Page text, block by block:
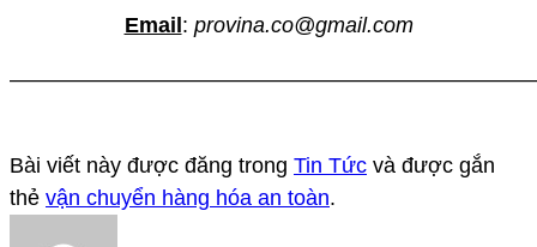
Email: provina.co@gmail.com
Bài viết này được đăng trong Tin Tức và được gắn
thẻ vận chuyển hàng hóa an toàn.